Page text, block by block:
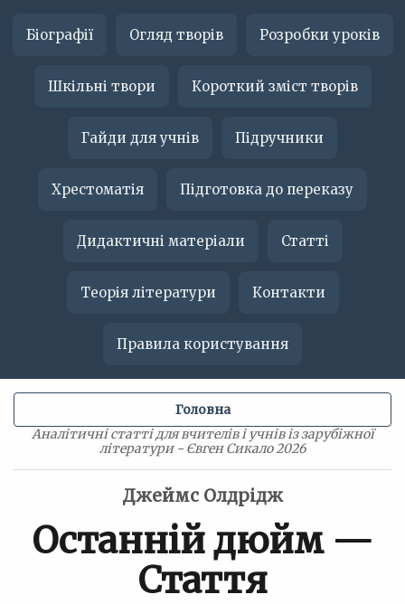
Біографії Огляд творів Розробки уроків
Шкільні твори Короткий зміст творів
Гайди для учнів Підручники
Хрестоматія Підготовка до переказу
Дидактичні матеріали Статті
Теорія літератури Контакти
Правила користування
Аналітичні статті для вчителів і учнів із зарубіжної
літератури - Євген Сикало 2026
Головна
Джеймс Олдрідж
Останній дюйм —
Стаття